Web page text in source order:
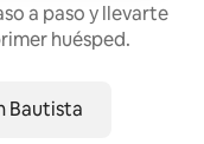
a paso y llevarte
huésped.
Bautista